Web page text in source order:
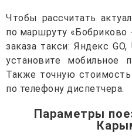
Чтобы рассчитать
по маршруту «Бобриково
заказа такси: Яндекс
установите мобильное
Также точную
по телефону диспетчера.
Параметры